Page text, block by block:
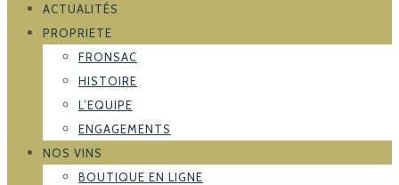
ACTUALITÉS
PROPRIETE
FRONSAC
HISTOIRE
L’EQUIPE
ENGAGEMENTS
NOS VINS
BOUTIQUE EN LIGNE